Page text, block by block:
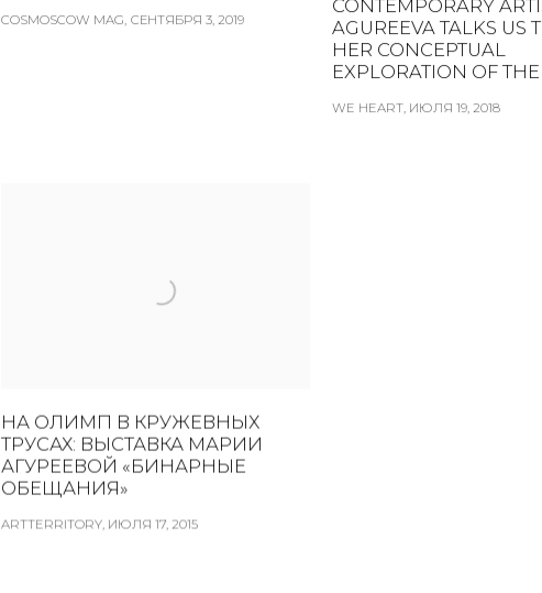
COSMOSCOW MAG, СЕНТЯБРЯ 3, 2019
CONTEMPORARY
AGUREEVA TALKS US
HER CONCEPTUAL
EXPLORATION OF
WE HEART, ИЮЛЯ 19, 2018
НА ОЛИМП В КРУЖЕВНЫХ
ТРУСАХ: ВЫСТАВКА МАРИИ
АГУРЕЕВОЙ «БИНАРНЫЕ
ОБЕЩАНИЯ»
ARTTERRITORY, ИЮЛЯ 17, 2015